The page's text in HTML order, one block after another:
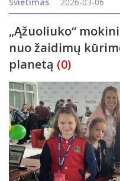
patirtys“. Renginys subūrė
„Ąžuoliuko“
nuo žaidimų
planetą (0)